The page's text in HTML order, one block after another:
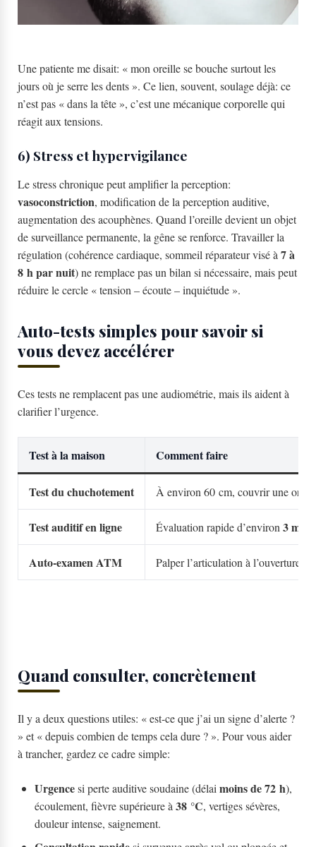
Une patiente me disait: « mon oreille se bouche surtout les
jours où je serre les dents ». Ce lien, souvent, soulage déjà: ce
n’est pas « dans la tête », c’est une mécanique corporelle qui
réagit aux tensions.
6) Stress et hypervigilance
Le stress chronique peut amplifier la perception:
vasoconstriction, modification de la perception auditive,
augmentation des acouphènes. Quand l’oreille devient un objet
de surveillance permanente, la gêne se renforce. Travailler la
régulation (cohérence cardiaque, sommeil réparateur visé à 7 à
8 h par nuit) ne remplace pas un bilan si nécessaire, mais peut
réduire le cercle « tension – écoute – inquiétude ».
Auto-tests simples pour savoir si
vous devez accélérer
Ces tests ne remplacent pas une audiométrie, mais ils aident à
clarifier l’urgence.
Test à la maison Comment faire
Test du chuchotement À environ 60 cm, couvrir une
Test auditif en ligne Évaluation rapide d’environ 3
Auto-examen ATM Palper l’articulation à l’ouverture-
Quand consulter, concrètement
Il y a deux questions utiles: « est-ce que j’ai un signe d’alerte ?
» et « depuis combien de temps cela dure ? ». Pour vous aider
à trancher, gardez ce cadre simple:
Urgencesi perte auditive soudaine (délai moins de 72 h),
écoulement, fièvre supérieure à 38 °C, vertiges sévères,
douleur intense, saignement.